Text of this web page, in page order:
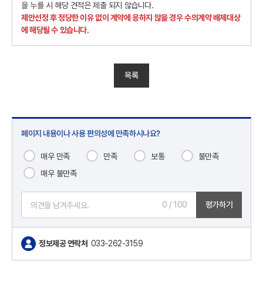
을 누를 시 해당 견적은 제출 되지 않습니다.
제안선정 후 정당한 이유 없이 계약에 응하지 않을 경우 수의계약 배제대상
에 해당될 수 있습니다.
목록
페이지 내용이나 사용 편의성에 만족하시나요?
매우 만족 만족 보통
불만족
매우 불만족
0 / 100 평가하기
정보제공 연락처 033-262-3159